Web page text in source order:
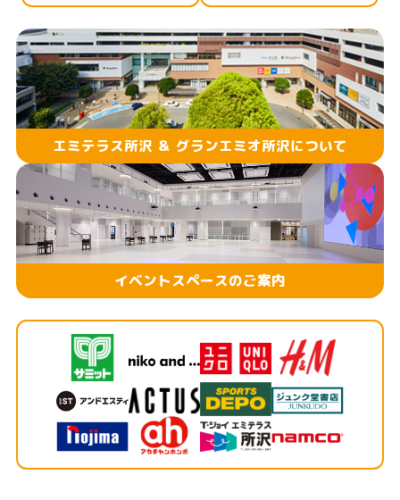
エミテラス所沢 ＆ グランエミオ所沢について
イベントスペースのご案内